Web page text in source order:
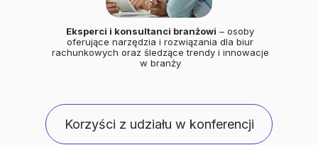
Eksperci i konsultanci branżowi – osoby
oferujące narzędzia i rozwiązania dla biur
rachunkowych oraz śledzące trendy i innowacje
w branży
Korzyści z udziału w konferencji